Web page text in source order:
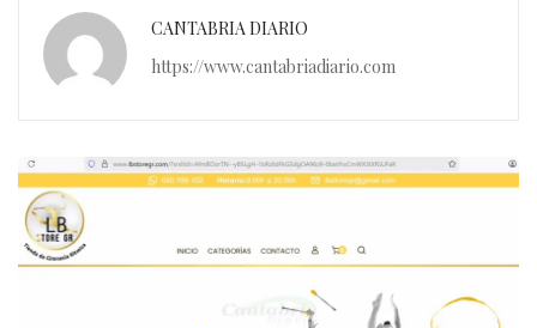
CANTABRIA DIARIO
https://www.cantabriadiario.com